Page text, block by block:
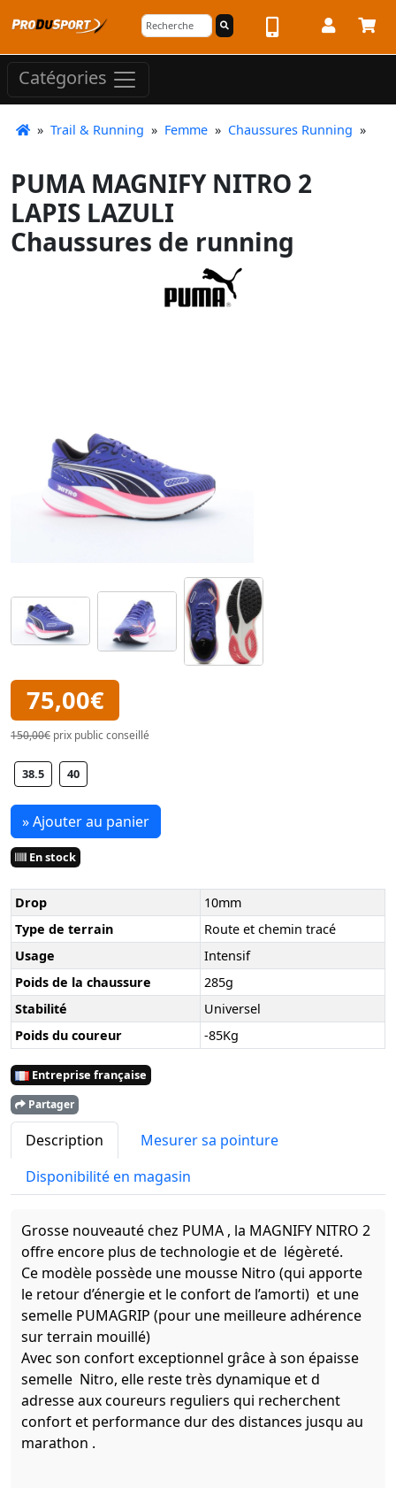
Catégories
» Trail & Running » Femme » Chaussures Running »
PUMA MAGNIFY NITRO 2
LAPIS LAZULI
Chaussures de running
75,00€
150,00€ prix public conseillé
38.5 40
» Ajouter au panier
En stock
Drop
10mm
Type de terrain
Route et chemin tracé
Usage
Intensif
Poids de la chaussure
285g
Stabilité
Universel
Poids du coureur
-85Kg
Entreprise française
Partager
Description
Mesurer sa pointure
Disponibilité en magasin
Grosse nouveauté chez PUMA , la MAGNIFY NITRO 2
offre encore plus de technologie et de légèreté.
Ce modèle possède une mousse Nitro (qui apporte
le retour d’énergie et le confort de l’amorti) et une
semelle PUMAGRIP (pour une meilleure adhérence
sur terrain mouillé)
Avec son confort exceptionnel grâce à son épaisse
semelle Nitro, elle reste très dynamique et d
adresse aux coureurs reguliers qui recherchent
confort et performance dur des distances jusqu au
marathon .